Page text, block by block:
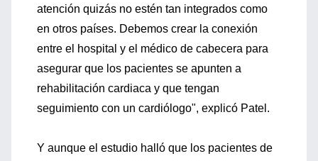
atención quizás no estén tan integrados como
en otros países. Debemos crear la conexión
entre el hospital y el médico de cabecera para
asegurar que los pacientes se apunten a
rehabilitación cardiaca y que tengan
seguimiento con un cardiólogo", explicó Patel.
Y aunque el estudio halló que los pacientes de